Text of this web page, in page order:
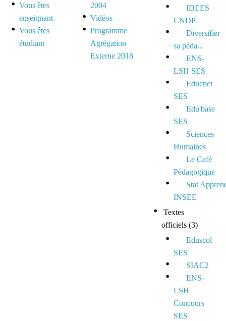
Vous êtes
enseignant
Vous êtes
étudiant
2004
Vidéos
Programme
Agrégation
Externe 2018
IDEES
CNDP
Diversifier
sa péda...
ENS-
LSH SES
Educnet
SES
Edu'base
SES
Sciences
Humaines
Le Café
Pédagogique
INSEE
Textes
officiels (3)
Eduscol
SES
SIAC2
ENS-
LSH
Concours
SES